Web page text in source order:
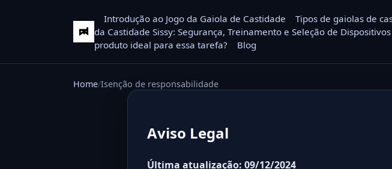
Introdução ao Jogo da Gaiola de Castidade Tipos de gaiolas de
da Castidade Sissy: Segurança, Treinamento e Seleção de Dispositivos
produto ideal para essa tarefa?
Blog
Home Isenção de responsabilidade
Aviso Legal
Última atualização: 09/12/2024